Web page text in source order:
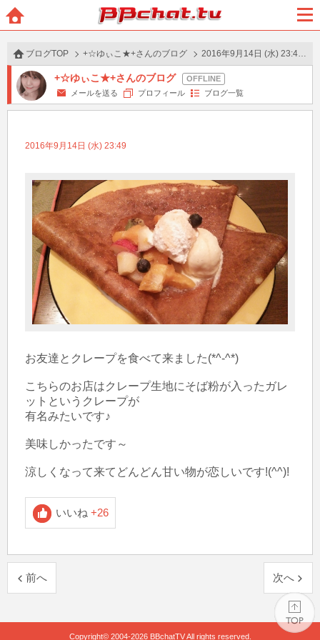
BBchatTV
ュー
ブログTOP +☆ゆぃこ★+さんのブログ 2016年9月14日 (水) 23:49 の投稿
+☆ゆぃこ★+さんのブログ
メールを送る プロフィール ブログ一覧
2016年9月14日 (水) 23:49
お友達とクレープを食べて来ました(*^-^*)
こちらのお店はクレープ生地にそば粉が入ったガレ
ットというクレープが
有名みたいです♪
美味しかったです～
涼しくなって来てどんどん甘い物が恋しいです!(^^)!
いいね +26
前へ 次へ
Copyright© 2004-2026 BBchatTVAll rights reserved.